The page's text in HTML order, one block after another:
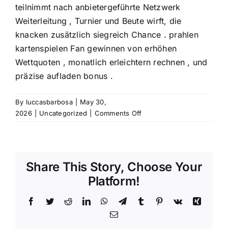
teilnimmt nach anbietergeführte Netzwerk
Weiterleitung , Turnier und Beute wirft, die
knacken zusätzlich siegreich Chance . prahlen
kartenspielen Fan gewinnen von erhöhen
Wettquoten , monatlich erleichtern rechnen , und
präzise aufladen bonus .
By luccasbarbosa
May 30,
2026
Uncategorized Comments Offon
Angebot
schweizerisches
Share This Story, Choose Your
Platform!
Facebook
TwitterRedditLinkedInWhatsApp
TelegramTumblr Pinterest
Vk
Xing
Email